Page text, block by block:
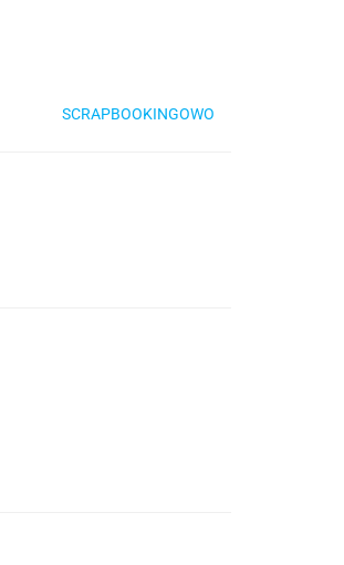
SCRAPBOOKINGOWO